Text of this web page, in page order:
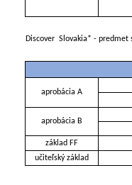
Discover Slovakia* - predmet
aprobácia A
aprobácia B
základ FF
učiteľský základ